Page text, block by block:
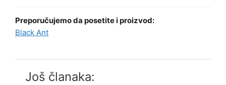
Preporučujemo da posetite i proizvod:
Black Ant
Još članaka: